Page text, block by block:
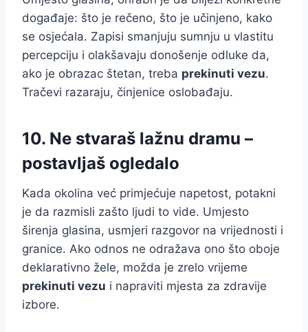
događaje: što je rečeno, što je učinjeno, kako
se osjećala. Zapisi smanjuju sumnju u vlastitu
percepciju i olakšavaju donošenje odluke da,
ako je obrazac štetan, treba prekinuti vezu.
Tračevi razaraju, činjenice oslobađaju.
10. Ne stvaraš lažnu dramu –
postavljaš ogledalo
Kada okolina već primjećuje napetost, potakni
je da razmisli zašto ljudi to vide. Umjesto
širenja glasina, usmjeri razgovor na vrijednosti i
granice. Ako odnos ne odražava ono što oboje
deklarativno žele, možda je zrelo vrijeme
prekinuti vezu i napraviti mjesta za zdravije
izbore.